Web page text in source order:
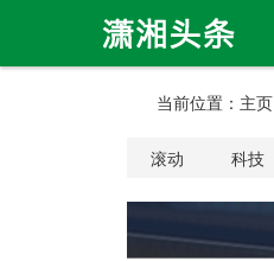
当前位置： 主页
滚动 科技